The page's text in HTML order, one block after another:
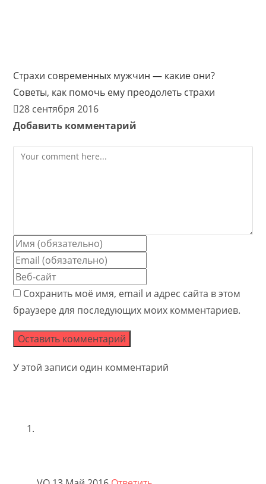
Страхи современных мужчин — какие они?
Советы, как помочь ему преодолеть страхи
28 сентября 2016
Добавить комментарий
Comment
Enter
your
name
or
username
to
comment
Enter
your
email
address
to
comment
Enter
your
website
URL
(optional)
Сохранить моё имя, email и адрес сайта в этом
браузере для последующих моих комментариев.
У этой записи один комментарий